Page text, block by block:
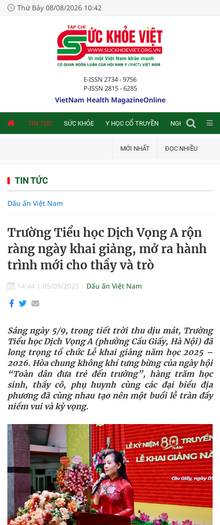
Thứ Bảy 08/08/2026 10:42
E-ISSN 2734 - 9756
P-ISSN 2815 - 6285
VietNam Health MagazineOnline
TIN TỨC SỨC KHỎE Y HỌC CỔ TRUYỀN NGHIÊN CỨU
MỚI NHẤT ĐỌC NHIỀU
TIN TỨC
Dấu ấn Việt Nam
Trường Tiểu học Dịch Vọng A rộn
ràng ngày khai giảng, mở ra hành
trình mới cho thầy và trò
14:44 | 05/09/2025 Dấu ấn Việt Nam
Sáng ngày 5/9, trong tiết trời thu dịu mát, Trường
Tiểu học Dịch Vọng A (phường Cầu Giấy, Hà Nội) đã
long trọng tổ chức Lễ khai giảng năm học 2025 –
2026.Hòa chung không khí tưng bừng của ngày hội
“Toàn dân đưa trẻ đến trường”, hàng trăm học
sinh, thầy cô, phụ huynh cùng các đại biểu địa
phương đã cùng nhau tạo nên một buổi lễ tràn đầy
niềm vui và kỳ vọng.